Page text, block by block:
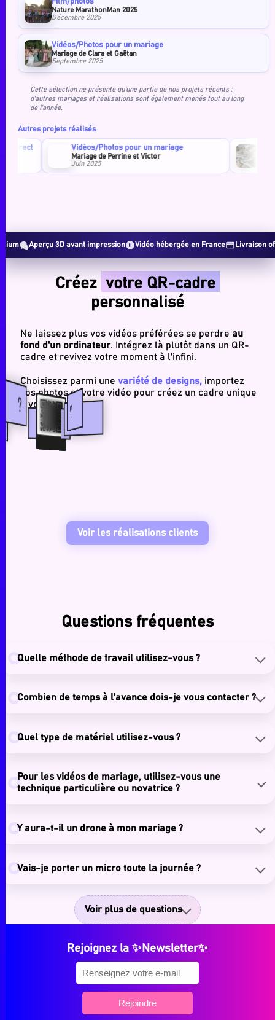
Nature MarathonMan 2025
Décembre 2025
Vidéos/Photos pour un mariage
Mariage de Clara et Gaëtan
Septembre 2025
Cette sélection ne présente qu’une partie de nos projets récents :
d’autres mariages et réalisations sont également menés tout au long
de l’année.
Autres projets réalisés
Vidéos/Photos pour un mariage
Mariage de Perrine et Victor
Film/photos
Nature
Décembre 2024
3D avant impression Vidéo hébergée en France Livraison offerte dès
Créez votre QR-cadre
personnalisé
Ne laissez plus vos vidéos préférées se perdre au
fond d'un ordinateur. Intégrez là plutôt dans un QR-
cadre et revivez votre moment à l'infini.
Choisissez parmi unevariété de designs, importez
vos photos et votre vidéo pour créez un cadre unique
à votre image.
Voir les réalisations clients
Questions fréquentes
Quelle méthode de travail utilisez-vous ?
Combien de temps à l'avance dois-je vous contacter ?
Quel type de matériel utilisez-vous ?
Pour les vidéos de mariage, utilisez-vous une
technique particulière ou novatrice ?
Y aura-t-il un drone à mon mariage ?
Vais-je porter un micro toute la journée ?
Voir plus de questions
Rejoignez la ✨Newsletter✨